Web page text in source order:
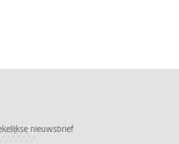
nieuwsbrief